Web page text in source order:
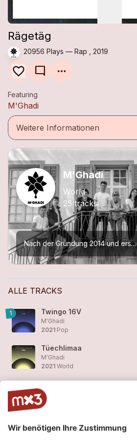
Rägetäg
20956 Plays — Rap , 2019
mode_comment
Featuring
M'Ghadi
Weitere Informationen
M'Ghadi
World
25 tracks
Nach der Gründung 2014 und ersten Live-Erfahrungen, unter anderem mit Auftritten an diversen Bandcontests (u.a. Emergenza-Final 2015 im Bierhübeli Bern) erschien 2016 die erste EP „Echoes of...
ALLE TRACKS
1 Twingo 16V
M'Ghadi
2021 Pop
Tüechlimaa
M'Ghadi
2021 World
M'Ghadi
2020
M'Ghadi